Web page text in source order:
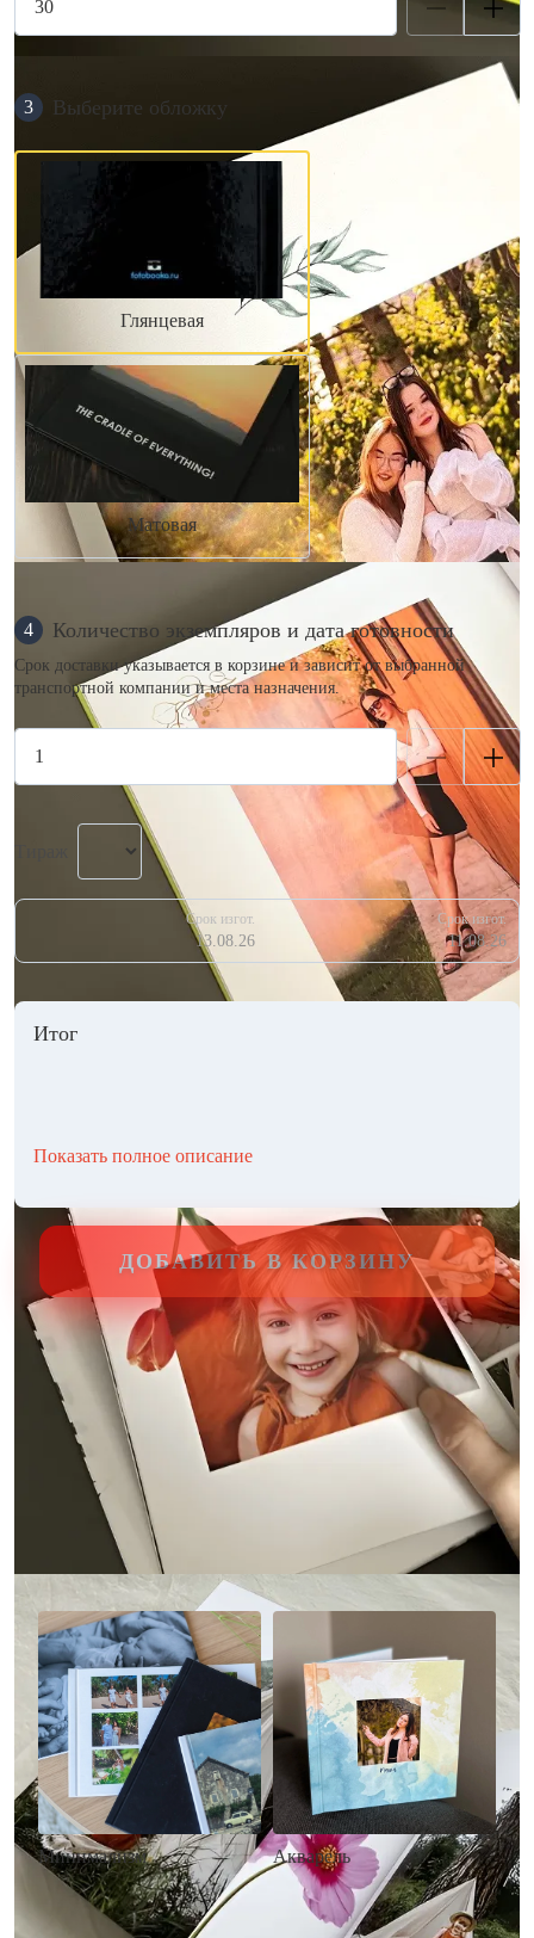
3 Выберите обложку
Глянцевая
Матовая
4 Количество экземпляров и дата готовности
Срок доставки указывается в корзине и зависит от выбранной
транспортной компании и места назначения.
Срок изгот.
13.08.26
Срок изгот.
11.08.26
Итог
Показать полное описание
ДОБАВИТЬ В КОРЗИНУ
Другие стили фотокниг
Минимализм
• Без декора
• Выбор цвета фона
Акварель
• Декор в стиле
акварельных красок